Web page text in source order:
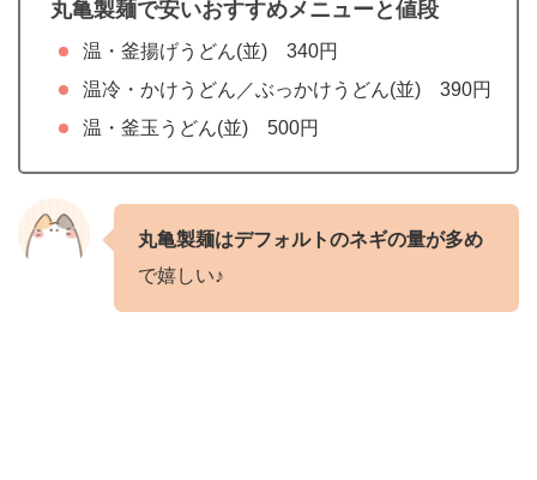
丸亀製麺で安いおすすめメニューと値段
温・釜揚げうどん(並) 340円
温冷・かけうどん／ぶっかけうどん(並) 390円
温・釜玉うどん(並) 500円
丸亀製麺はデフォルトのネギの量が多め
で嬉しい♪